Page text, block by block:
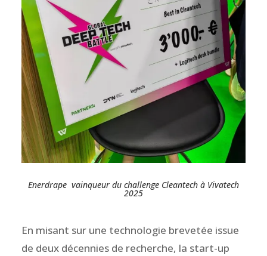
Enerdrape vainqueur du challenge Cleantech à Vivatech
2025
En misant sur une technologie brevetée issue
de deux décennies de recherche, la start-up